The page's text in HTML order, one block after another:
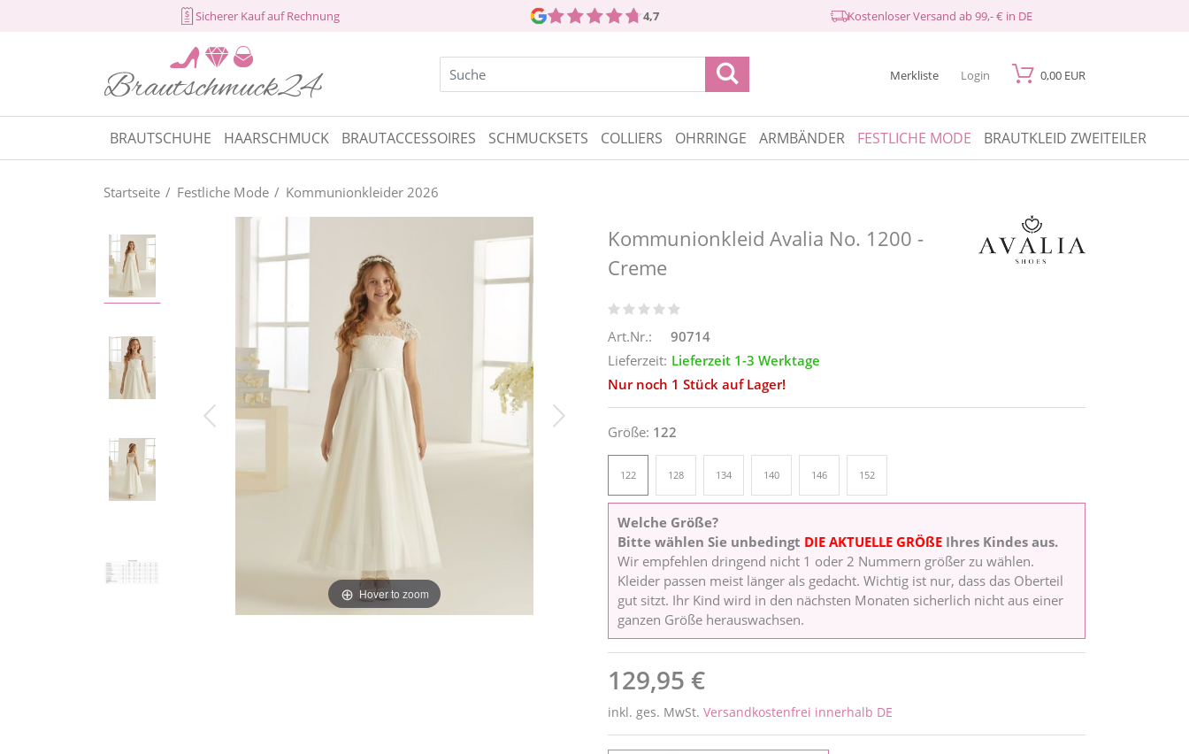
Sicherer Kauf auf Rechnung 4,7 Kostenloser Versand ab 99,- € in DE
Merkliste Login 0,00 EUR
BRAUTSCHUHE HAARSCHMUCK BRAUTACCESSOIRES SCHMUCKSETS COLLIERS OHRRINGE ARMBÄNDER FESTLICHE MODE BRAUTKLEID ZWEITEILER
Startseite Festliche Mode Kommunionkleider 2026
Hover to zoom
Kommunionkleid Avalia No. 1200 -
Creme
Art.Nr.:
90714
Lieferzeit: Lieferzeit 1-3 Werktage
Nur noch 1 Stück auf Lager!
Größe: 122
122 128 134 140 146 152
Welche Größe?
Bitte wählen Sie unbedingt DIE AKTUELLE GRÖßE Ihres Kindes aus.
Wir empfehlen dringend nicht 1 oder 2 Nummern größer zu wählen.
Kleider passen meist länger als gedacht. Wichtig ist nur, dass das Oberteil
gut sitzt. Ihr Kind wird in den nächsten Monaten sicherlich nicht aus einer
ganzen Größe herauswachsen.
129,95 €
inkl. ges. MwSt. Versandkostenfrei innerhalb DE